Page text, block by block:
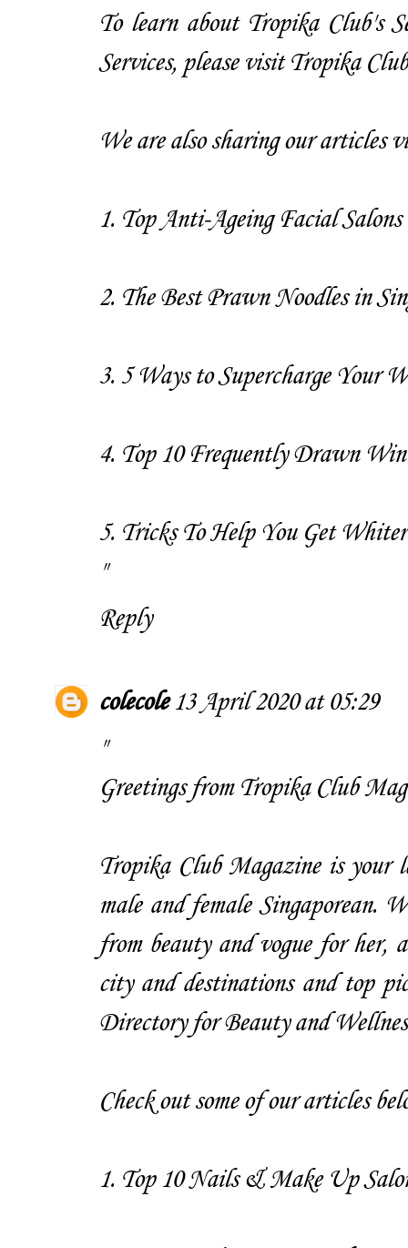
To learn about Tropika Club's
Services, pleasevisit Tropika Club
We are also sharing our articles
1. Top Anti-Ageing Facial
2. The Best Prawn Noodles in
3. 5 Ways to Supercharge Your
4. Top 10 Frequently Drawn
5. Tricks To Help You Get
"
Reply
colecole 13 April 2020 at 05:29
"
Greetings fromTropika Club
Tropika Club Magazine is your
male and female Singaporean.
from beauty and vogue for her,
city and destinations and top
Directory for Beauty and
Check out some of our articles
1. Top 10 Nails & Make Up